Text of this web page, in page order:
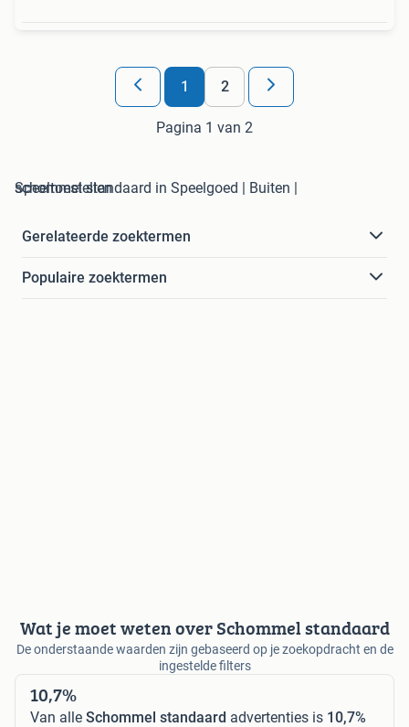
1 2
Pagina 1 van 2
schommel standaard in Speelgoed | Buiten | Speeltoestellen
Gerelateerde zoektermen
Populaire zoektermen
Wat je moet weten over Schommel standaard
De onderstaande waarden zijn gebaseerd op je zoekopdracht en de
ingestelde filters
10,7%
Van alle Schommel standaard advertenties is 10,7%